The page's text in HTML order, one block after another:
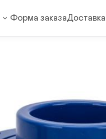
Форма заказаДоставка